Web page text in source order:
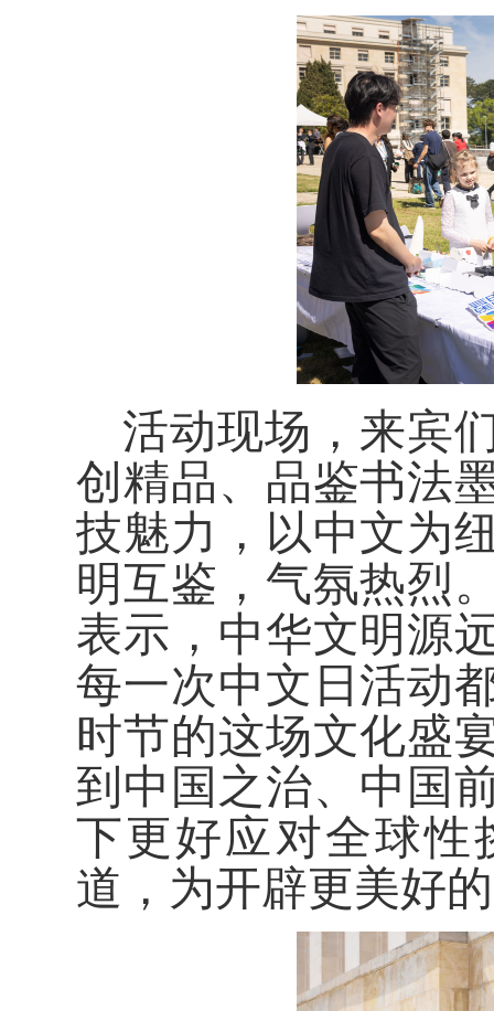
活动现场，来宾
创精品、品鉴书法
技魅力，以中文为
明互鉴，气氛热烈
表示，中华文明源
每一次中文日活动
时节的这场文化盛
到中国之治、中国
下更好应对全球性
道，为开辟更美好